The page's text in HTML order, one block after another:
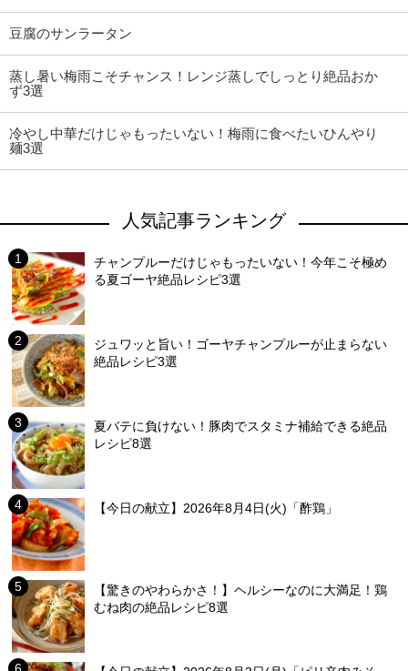
豆腐のサンラータン
蒸し暑い梅雨こそチャンス！レンジ蒸しでしっとり絶品おか
ず3選
冷やし中華だけじゃもったいない！梅雨に食べたいひんやり
麺3選
人気記事ランキング
チャンプルーだけじゃもったいない！今年こそ極め
る夏ゴーヤ絶品レシピ3選
ジュワッと旨い！ゴーヤチャンプルーが止まらない
絶品レシピ3選
夏バテに負けない！豚肉でスタミナ補給できる絶品
レシピ8選
【今日の献立】2026年8月4日(火)「酢鶏」
【驚きのやわらかさ！】ヘルシーなのに大満足！鶏
むね肉の絶品レシピ8選